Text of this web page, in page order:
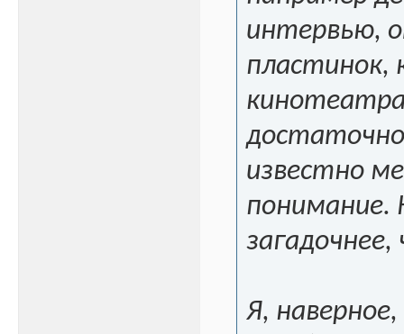
интервью,
пластинок,
известно
понимание.
Я,